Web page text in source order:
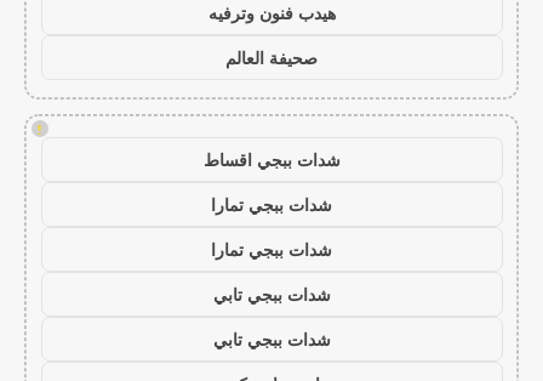
هيدب فنون وترفيه
صحيفة العالم
!
شدات ببجي اقساط
شدات ببجي تمارا
شدات ببجي تمارا
شدات ببجي تابي
شدات ببجي تابي